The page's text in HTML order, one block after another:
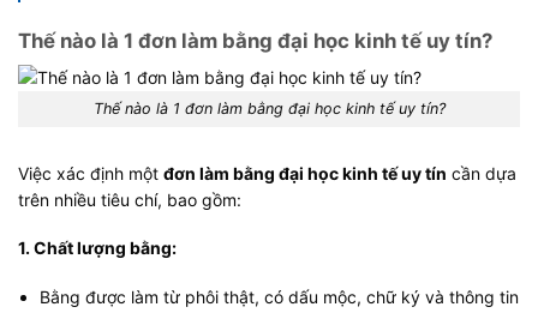
Thế nào là 1 đơn làm bằng đại học kinh tế uy tín?
Thế nào là 1 đơn làm bằng đại học kinh tế uy tín?
Việc xác định một đơn làm bằng đại học kinh tế uy tín cần dựa
trên nhiều tiêu chí, bao gồm:
1. Chất lượng bằng:
Bằng được làm từ phôi thật, có dấu mộc, chữ ký và thông tin